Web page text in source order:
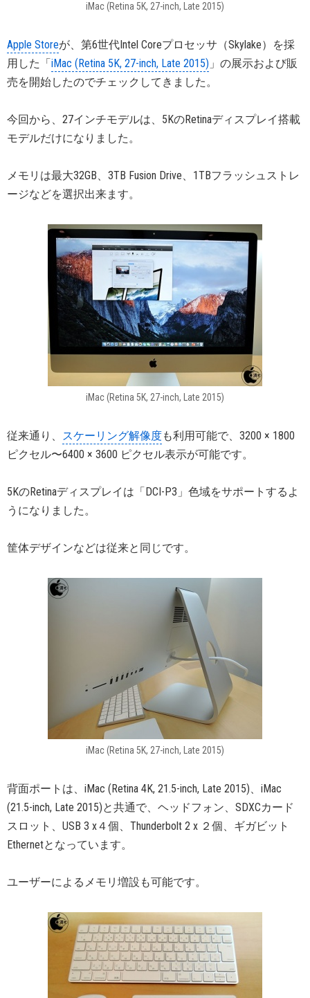
iMac (Retina 5K, 27-inch, Late 2015)
Apple Storeが、第6世代Intel Coreプロセッサ（Skylake）を採
用した「iMac (Retina 5K, 27-inch, Late 2015) 」の展示および販
売を開始したのでチェックしてきました。
今回から、27インチモデルは、5KのRetinaディスプレイ搭載
モデルだけになりました。
メモリは最大32GB、3TB Fusion Drive、1TBフラッシュストレ
ージなどを選択出来ます。
iMac (Retina 5K, 27-inch, Late 2015)
従来通り、 スケーリング解像度も利用可能で、3200 × 1800
ピクセル〜6400 × 3600 ピクセル表示が可能です。
5KのRetinaディスプレイは「DCI-P3」色域をサポートするよ
うになりました。
筐体デザインなどは従来と同じです。
iMac (Retina 5K, 27-inch, Late 2015)
背面ポートは、iMac (Retina 4K, 21.5-inch, Late 2015)、iMac
(21.5-inch, Late 2015)と共通で、ヘッドフォン、SDXCカード
スロット、USB 3 x４個、Thunderbolt 2 x ２個、ギガビット
Ethernetとなっています。
ユーザーによるメモリ増設も可能です。